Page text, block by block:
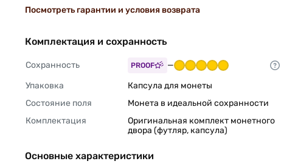
Посмотреть гарантии и условия возврата
Комплектация и сохранность
Сохранность PROOF
—
Упаковка
Капсула для монеты
Состояние поля
Монета в идеальной сохранности
Комплектация
Оригинальная комплект монетного
двора (футляр, капсула)
Основные характеристики